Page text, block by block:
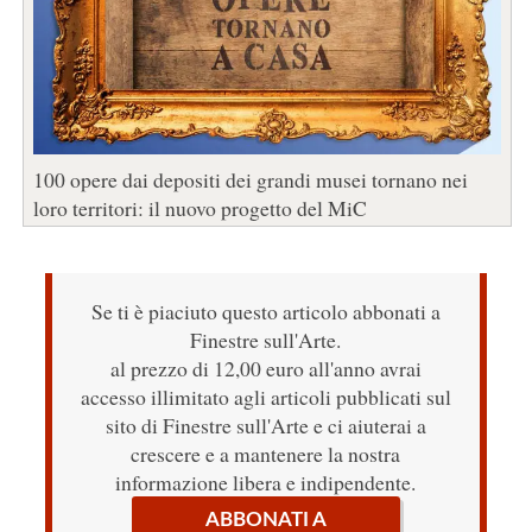
100 opere dai depositi dei grandi musei tornano nei
loro territori: il nuovo progetto del MiC
Se ti è piaciuto questo articolo abbonati a
Finestre sull'Arte.
al prezzo di 12,00 euro all'anno avrai
accesso illimitato agli articoli pubblicati sul
sito di Finestre sull'Arte e ci aiuterai a
crescere e a mantenere la nostra
informazione libera e indipendente.
ABBONATI A